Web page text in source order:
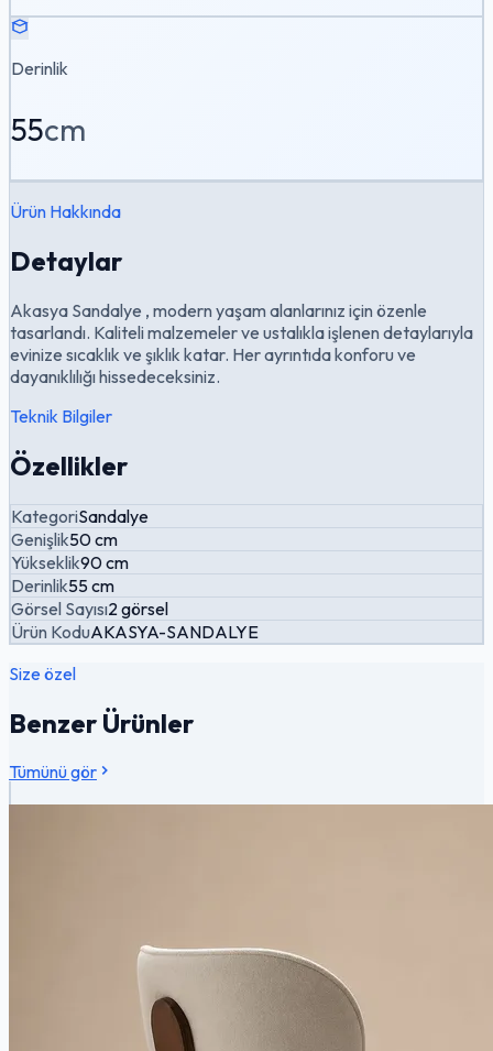
Derinlik
55cm
Ürün Hakkında
Detaylar
Akasya Sandalye , modern yaşam alanlarınız için özenle
tasarlandı. Kaliteli malzemeler ve ustalıkla işlenen detaylarıyla
evinize sıcaklık ve şıklık katar. Her ayrıntıda konforu ve
dayanıklılığı hissedeceksiniz.
Teknik Bilgiler
Özellikler
KategoriSandalye
Genişlik50 cm
Yükseklik90 cm
Derinlik55 cm
Görsel Sayısı2 görsel
Ürün KoduAKASYA-SANDALYE
Size özel
Benzer Ürünler
Tümünü gör